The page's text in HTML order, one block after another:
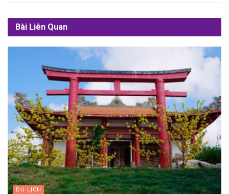
Bài Liên Quan
DU LỊCH